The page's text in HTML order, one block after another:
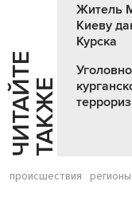
Ч
И
Т
АЙ
Т
Е
Т
А
К
ЖЕ
Житель
Киеву
Курска
происшествия регионы